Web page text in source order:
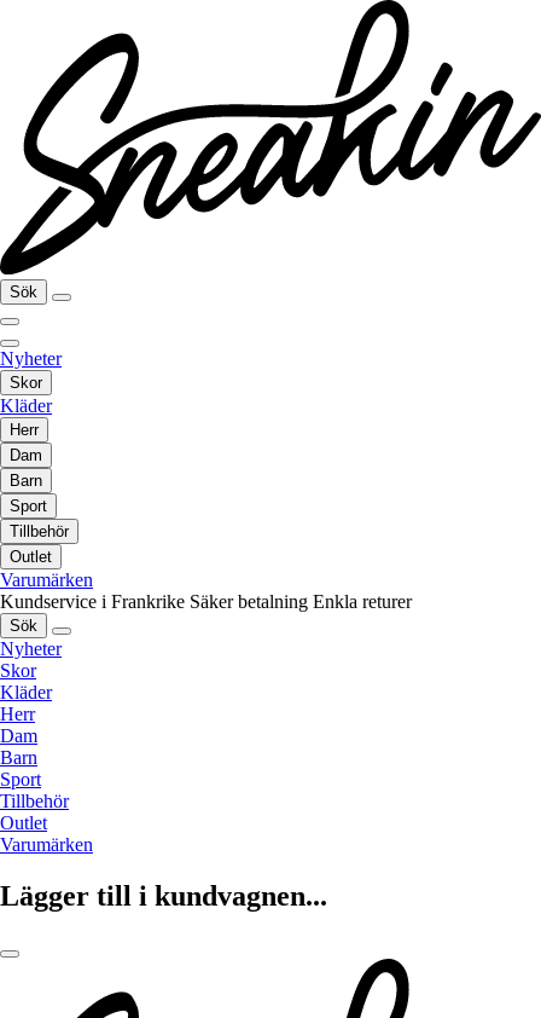
Sök
Nyheter
Skor
Kläder
Herr
Dam
Barn
Sport
Tillbehör
Outlet
Varumärken
Kundservice i Frankrike Säker betalning Enkla returer
Sök
Nyheter
Skor
Kläder
Herr
Dam
Barn
Sport
Tillbehör
Outlet
Varumärken
Lägger till i kundvagnen...